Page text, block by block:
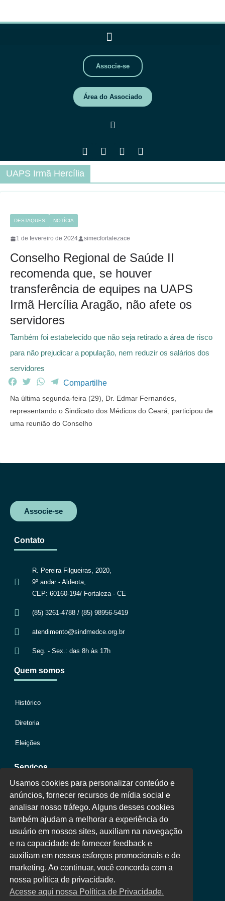
Associe-se
Área do Associado
UAPS Irmã Hercília
DESTAQUES NOTÍCIA
1 de fevereiro de 2024 simecfortalezace
Conselho Regional de Saúde II
recomenda que, se houver
transferência de equipes na UAPS
Irmã Hercília Aragão, não afete os
servidores
Também foi estabelecido que não seja retirado a área de risco
para não prejudicar a população, nem reduzir os salários dos
servidores
F
c
e
b
T
i
t
t
W
a
t
s
T
l
e
g
Compartilhe
Na última segunda-feira (29), Dr. Edmar Fernandes,
representando o Sindicato dos Médicos do Ceará, participou de
uma reunião do Conselho
Associe-se
Contato
R. Pereira Filgueiras, 2020,
9º andar - Aldeota,
CEP: 60160-194/ Fortaleza - CE
(85) 3261-4788 / (85) 98956-5419
atendimento@sindmedce.org.br
Seg. - Sex.: das 8h às 17h
Quem somos
Histórico
Diretoria
Eleições
Serviços
Jurídico
Oportunidades
Clube de Vantagens
Área Colaborador
Usamos cookies para personalizar conteúdo e
anúncios, fornecer recursos de mídia social e
analisar nosso tráfego. Alguns desses cookies
também ajudam a melhorar a experiência do
usuário em nossos sites, auxiliam na navegação
e na capacidade de fornecer feedback e
auxiliam em nossos esforços promocionais e de
marketing. Ao continuar, você concorda com a
nossa política de privacidade.
Acesse aqui nossa Política de Privacidade.